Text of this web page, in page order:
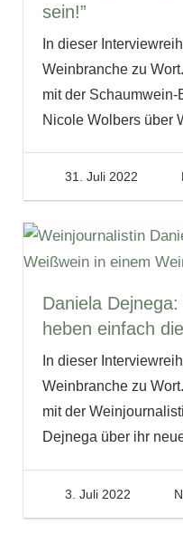
sein!”
In dieser
Weinbranche zu
mit der
Nicole Wolbers über
31. Juli 2022
Daniela
heben einfach
In dieser
Weinbranche zu
mit der
Dejnega über ihr
3. Juli 2022